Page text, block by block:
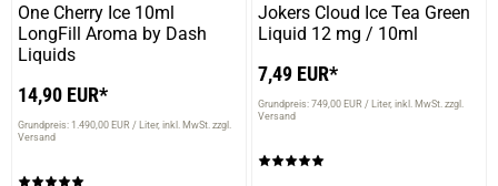
One Cherry Ice 10ml
LongFill Aroma by Dash
Liquids
14,90 EUR*
Grundpreis: 1.490,00 EUR / Liter inkl. MwSt. zzgl.
Versand
Jokers Cloud Ice Tea Green
Liquid 12 mg / 10ml
7,49 EUR*
Grundpreis: 749,00 EUR / Liter inkl. MwSt. zzgl.
Versand